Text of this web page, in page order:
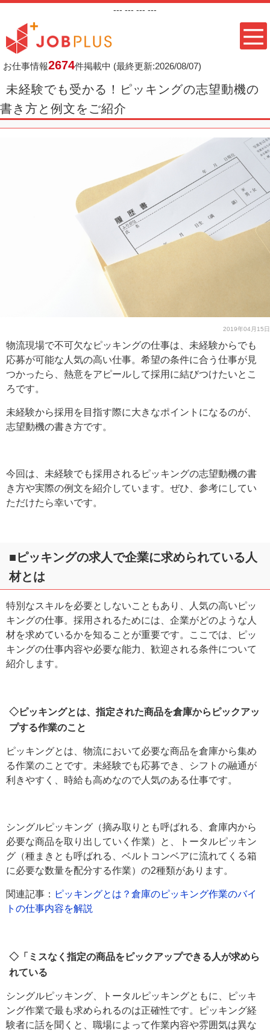
--- --- --- ---
お仕事情報2674件掲載中 (最終更新:2026/08/07)
未経験でも受かる！ピッキングの志望動機の
書き方と例文をご紹介
2019年04月15日
物流現場で不可欠なピッキングの仕事は、未経験からでも
応募が可能な人気の高い仕事。希望の条件に合う仕事が見
つかったら、熱意をアピールして採用に結びつけたいとこ
ろです。
未経験から採用を目指す際に大きなポイントになるのが、
志望動機の書き方です。
今回は、未経験でも採用されるピッキングの志望動機の書
き方や実際の例文を紹介しています。ぜひ、参考にしてい
ただけたら幸いです。
■ピッキングの求人で企業に求められている人
材とは
特別なスキルを必要としないこともあり、人気の高いピッ
キングの仕事。採用されるためには、企業がどのような人
材を求めているかを知ることが重要です。ここでは、ピッ
キングの仕事内容や必要な能力、歓迎される条件について
紹介します。
◇ピッキングとは、指定された商品を倉庫からピックアッ
プする作業のこと
ピッキングとは、物流において必要な商品を倉庫から集め
る作業のことです。未経験でも応募でき、シフトの融通が
利きやすく、時給も高めなので人気のある仕事です。
シングルピッキング（摘み取りとも呼ばれる、倉庫内から
必要な商品を取り出していく作業）と、トータルピッキン
グ（種まきとも呼ばれる、ベルトコンベアに流れてくる箱
に必要な数量を配分する作業）の2種類があります。
関連記事： ピッキングとは？倉庫のピッキング作業のバイ
トの仕事内容を解説
◇「ミスなく指定の商品をピックアップできる人が求めら
れている
シングルピッキング、トータルピッキングともに、ピッキ
ング作業で最も求められるのは正確性です。ピッキング経
験者に話を聞くと、職場によって作業内容や雰囲気は異な